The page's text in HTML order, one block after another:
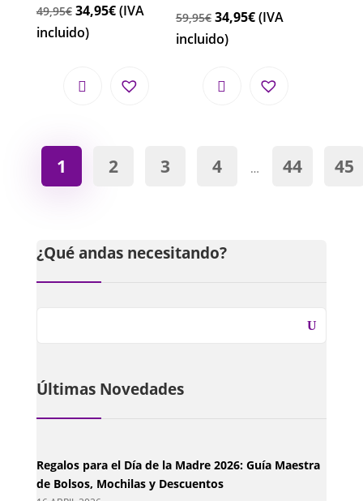
49,95€ 34,95€(IVA
incluido)
59,95€ 34,95€(IVA
incluido)
1 2 3 4 … 44 45
¿Qué andas necesitando?
Últimas Novedades
Regalos para el Día de la Madre 2026: Guía Maestra
de Bolsos, Mochilas y Descuentos